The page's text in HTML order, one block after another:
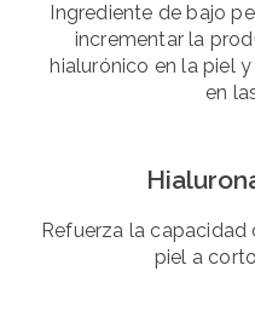
Ingrediente de bajo
incrementar la
hialurónico en la piel
en
Refuerza la
piel a